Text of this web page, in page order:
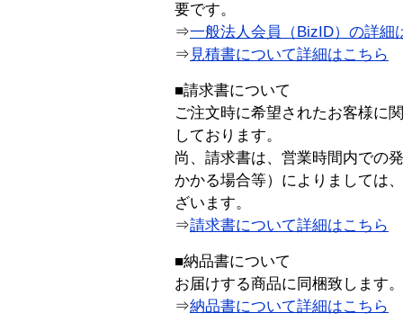
要です。
⇒一般法人会員（BizID）の詳細
⇒ 見積書について詳細はこちら
■請求書について
ご注文時に希望されたお客様に
しております。
尚、請求書は、営業時間内での
かかる場合等）によりましては
ざいます。
⇒請求書について詳細はこちら
■納品書について
お届けする商品に同梱致します。
⇒納品書について詳細はこちら